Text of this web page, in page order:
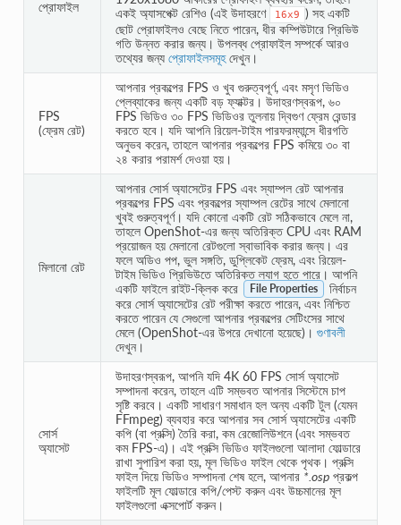
প্রোফাইল
একই অ্যাসপেক্ট রেশিও (এই উদাহরণে
16x9 ) সহ একটি
ছোট প্রোফাইলও বেছে নিতে পারেন, ধীর কম্পিউটারে প্রিভিউ
গতি উন্নত করার জন্য। উপলব্ধ প্রোফাইল সম্পর্কে আরও
তথ্যের জন্য প্রোফাইলসমূহদেখুন।
FPS
(ফ্রেম রেট)
আপনার প্রকল্পের FPS ও খুব গুরুত্বপূর্ণ, এবং মসৃণ ভিডিও
প্লেব্যাকের জন্য একটি বড় ফ্যাক্টর। উদাহরণস্বরূপ, ৬০
FPS ভিডিও ৩০ FPS ভিডিওর তুলনায় দ্বিগুণ ফ্রেম রেন্ডার
করতে হবে। যদি আপনি রিয়েল-টাইম পারফরম্যান্সে ধীরগতি
অনুভব করেন, তাহলে আপনার প্রকল্পের FPS কমিয়ে ৩০ বা
২৪ করার পরামর্শ দেওয়া হয়।
মিলানো রেট
আপনার সোর্স অ্যাসেটের FPS এবং স্যাম্পল রেট আপনার
প্রকল্পের FPS এবং প্রকল্পের স্যাম্পল রেটের সাথে মেলানো
খুবই গুরুত্বপূর্ণ। যদি কোনো একটি রেট সঠিকভাবে মেলে না,
তাহলে OpenShot-এর জন্য অতিরিক্ত CPU এবং RAM
প্রয়োজন হয় মেলানো রেটগুলো স্বাভাবিক করার জন্য। এর
ফলে অডিও পপ, ভুল সঙ্গতি, ডুপ্লিকেট ফ্রেম, এবং রিয়েল-
টাইম ভিডিও প্রিভিউতে অতিরিক্ত ল্যাগ হতে পারে। আপনি
একটি ফাইলে রাইট-ক্লিক করে
File Properties
নির্বাচন
করে সোর্স অ্যাসেটের রেট পরীক্ষা করতে পারেন, এবং নিশ্চিত
করতে পারেন যে সেগুলো আপনার প্রকল্পের সেটিংসের সাথে
মেলে (OpenShot-এর উপরে দেখানো হয়েছে)। গুণাবলী
দেখুন।
সোর্স
অ্যাসেট
উদাহরণস্বরূপ, আপনি যদি 4K 60 FPS সোর্স অ্যাসেট
সম্পাদনা করেন, তাহলে এটি সম্ভবত আপনার সিস্টেমে চাপ
সৃষ্টি করবে। একটি সাধারণ সমাধান হল অন্য একটি টুল (যেমন
FFmpeg) ব্যবহার করে আপনার সব সোর্স অ্যাসেটের একটি
কপি (বা প্রক্সি) তৈরি করা, কম রেজোলিউশনে (এবং সম্ভবত
কম FPS-এ)। এই প্রক্সি ভিডিও ফাইলগুলো আলাদা ফোল্ডারে
রাখা সুপারিশ করা হয়, মূল ভিডিও ফাইল থেকে পৃথক। প্রক্সি
ফাইল দিয়ে ভিডিও সম্পাদনা শেষ হলে, আপনার *.ospপ্রকল্প
ফাইলটি মূল ফোল্ডারে কপি/পেস্ট করুন এবং উচ্চমানের মূল
ফাইলগুলো এক্সপোর্ট করুন।